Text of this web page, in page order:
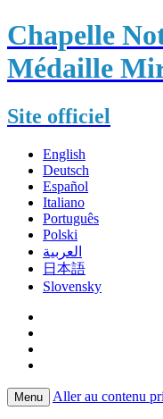
Chapelle
Médaille
Site officiel
English
Deutsch
Español
Italiano
Português
Polski
العربية
日本語
Slovensky
Menu Aller au contenu